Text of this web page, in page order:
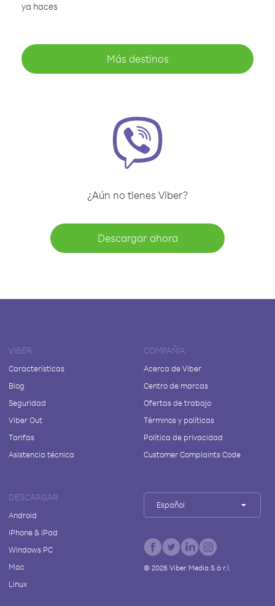
ya haces
Más destinos
¿Aún no tienes Viber?
Descargar ahora
VIBER
Características
Blog
Seguridad
Viber Out
Tarifas
Asistencia técnica
COMPAÑÍA
Acerca de Viber
Centro de marcas
Ofertas de trabajo
Términos y políticas
Política de privacidad
Customer Complaints Code
DESCARGAR
Android
iPhone & iPad
Windows PC
Mac
Linux
Español
© 2026Viber Media S.à r.l.